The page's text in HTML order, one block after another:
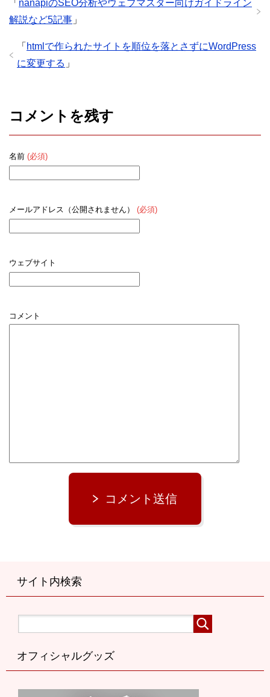
「 nanapiのSEO分析やウェブマスター向けガイドライン
解説など5記事 」
「 htmlで作られたサイトを順位を落とさずにWordPress
に変更する 」
コメントを残す
名前 (必須)
メールアドレス（公開されません） (必須)
ウェブサイト
コメント
コメント送信
サイト内検索
オフィシャルグッズ